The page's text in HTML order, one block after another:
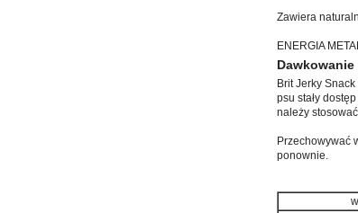
Zawiera
ENERGIA
Brit Jerky
psu stały
należy
Przechowywać
ponownie.